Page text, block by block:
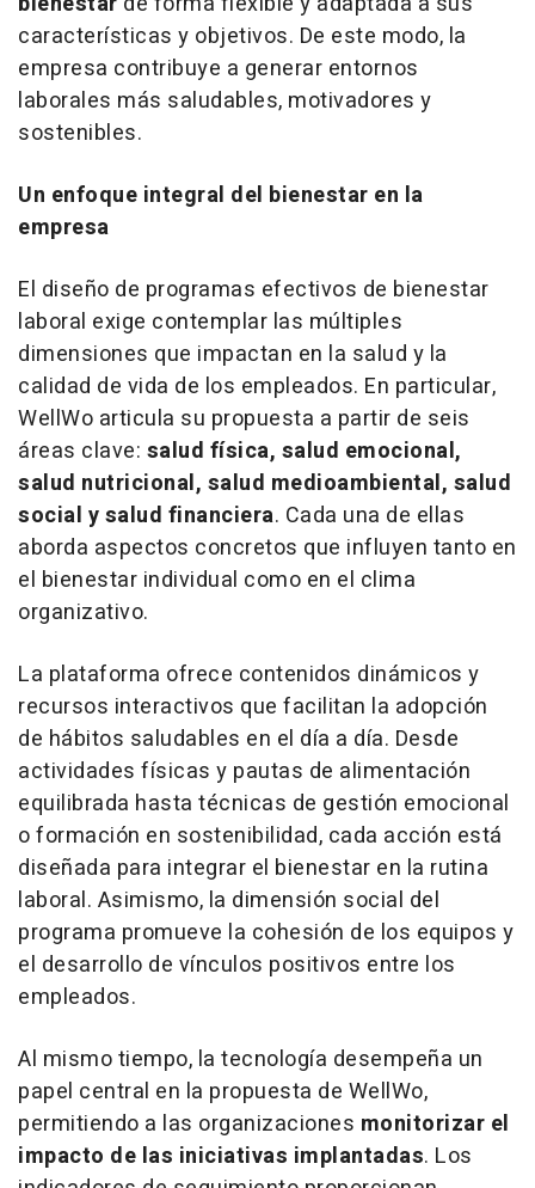
características y objetivos. De este modo, la
empresa contribuye a generar entornos
laborales más saludables, motivadores y
sostenibles.
Un enfoque integral del bienestar en la
empresa
El diseño de programas efectivos de bienestar
laboral exige contemplar las múltiples
dimensiones que impactan en la salud y la
calidad de vida de los empleados. En particular,
WellWo articula su propuesta a partir de seis
áreas clave: salud física, salud emocional,
salud nutricional, salud medioambiental, salud
social y salud financiera. Cada una de ellas
aborda aspectos concretos que influyen tanto en
el bienestar individual como en el clima
organizativo.
La plataforma ofrece contenidos dinámicos y
recursos interactivos que facilitan la adopción
de hábitos saludables en el día a día. Desde
actividades físicas y pautas de alimentación
equilibrada hasta técnicas de gestión emocional
o formación en sostenibilidad, cada acción está
diseñada para integrar el bienestar en la rutina
laboral. Asimismo, la dimensión social del
programa promueve la cohesión de los equipos y
el desarrollo de vínculos positivos entre los
empleados.
Al mismo tiempo, la tecnología desempeña un
papel central en la propuesta de WellWo,
permitiendo a las organizaciones monitorizar el
impacto de las iniciativas implantadas. Los